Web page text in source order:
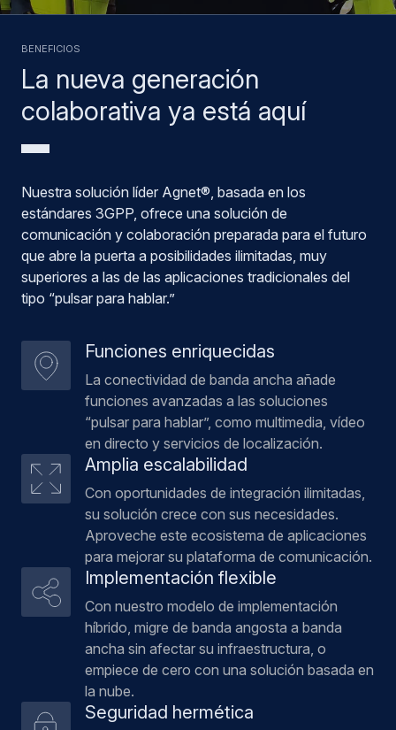
La nueva generación
colaborativa ya está aquí
BENEFICIOS
Nuestra solución líder Agnet®, basada en los
estándares 3GPP, ofrece una solución de
comunicación y colaboración preparada para el futuro
que abre la puerta a posibilidades ilimitadas, muy
superiores a las de las aplicaciones tradicionales del
tipo “pulsar para hablar.”
Funciones enriquecidas
La conectividad de banda ancha añade
funciones avanzadas a las soluciones
“pulsar para hablar”, como multimedia, vídeo
en directo y servicios de localización.
Amplia escalabilidad
Con oportunidades de integración ilimitadas,
su solución crece con sus necesidades.
Aproveche este ecosistema de aplicaciones
para mejorar su plataforma de comunicación.
Implementación flexible
Con nuestro modelo de implementación
híbrido, migre de banda angosta a banda
ancha sin afectar su infraestructura, o
empiece de cero con una solución basada en
la nube.
Seguridad hermética